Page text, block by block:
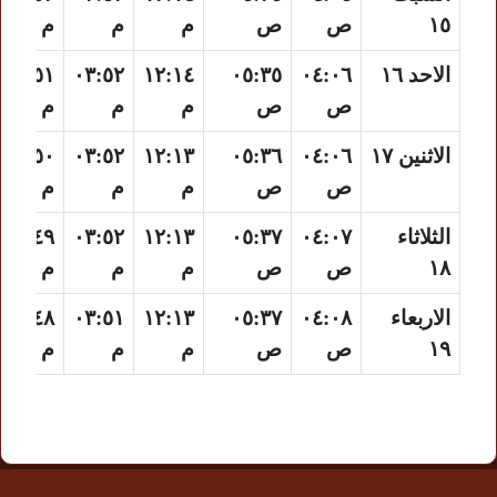
١٥
ص
ص
م
م
م
الاحد ١٦
٠٤:٠٦
ص
٠٥:٣٥
ص
١٢:١٤
م
٠٣:٥٢
م
٠٦:٥١
م
الاثنين ١٧
٠٤:٠٦
ص
٠٥:٣٦
ص
١٢:١٣
م
٠٣:٥٢
م
٠٦:٥٠
م
الثلاثاء
١٨
٠٤:٠٧
ص
٠٥:٣٧
ص
١٢:١٣
م
٠٣:٥٢
م
٠٦:٤٩
م
الاربعاء
١٩
٠٤:٠٨
ص
٠٥:٣٧
ص
١٢:١٣
م
٠٣:٥١
م
٠٦:٤٨
م